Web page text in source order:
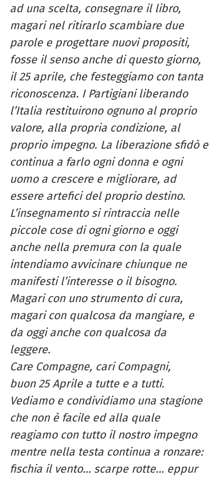
ad una scelta, consegnare il libro,
magari nel ritirarlo scambiare due
parole e progettare nuovi propositi,
fosse il senso anche di questo giorno,
il 25 aprile, che festeggiamo con tanta
riconoscenza. I Partigiani liberando
l’Italia restituirono ognuno al proprio
valore, alla propria condizione, al
proprio impegno. La liberazione sfidò e
continua a farlo ogni donna e ogni
uomo a crescere e migliorare, ad
essere artefici del proprio destino.
L’insegnamento si rintraccia nelle
piccole cose di ogni giorno e oggi
anche nella premura con la quale
intendiamo avvicinare chiunque ne
manifesti l’interesse o il bisogno.
Magari con uno strumento di cura,
magari con qualcosa da mangiare, e
da oggi anche con qualcosa da
leggere.
Care Compagne, cari Compagni,
buon 25 Aprile a tutte e a tutti.
Vediamo e condividiamo una stagione
che non è facile ed alla quale
reagiamo con tutto il nostro impegno
mentre nella testa continua a ronzare:
fischia il vento… scarpe rotte… eppur